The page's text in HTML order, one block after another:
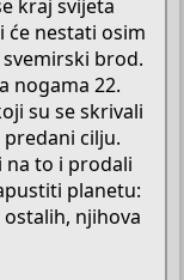
kraj svijeta
će nestati osim
brod.
nogama 22.
su se skrivali
cilju.
na to i prodali
planetu:
njihova